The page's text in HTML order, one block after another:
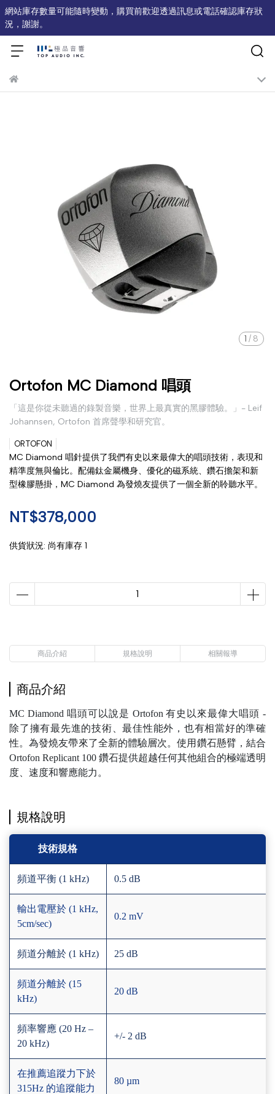
網站庫存數量可能隨時變動，購買前歡迎透過訊息或電話確認庫存狀
況，謝謝。
1 / 8
Ortofon MC Diamond 唱頭
「這是你從未聽過的錄製音樂，世界上最真實的黑膠體驗。」- Leif
Johannsen, Ortofon 首席聲學和研究官。
ORTOFON
MC Diamond 唱針提供了我們有史以來最偉大的唱頭技術，表現和
精準度無與倫比。配備鈦金屬機身、優化的磁系統、鑽石擔架和新
型橡膠懸掛，MC Diamond 為發燒友提供了一個全新的聆聽水平。
NT$378,000
供貨狀況: 尚有庫存 1
商品介紹 規格說明 相關報導
商品介紹
MC Diamond 唱頭可以說是 Ortofon 有史以來最偉大唱頭 -
除了擁有最先進的技術、最佳性能外，也有相當好的準確
性。為發燒友帶來了全新的體驗層次。使用鑽石懸臂，結合
Ortofon Replicant 100 鑽石提供超越任何其他組合的極端透明
度、速度和響應能力。
規格說明
技術規格
頻道平衡 (1 kHz) 0.5 dB
輸出電壓於 (1 kHz,
5cm/sec)
0.2 mV
頻道分離於 (1 kHz) 25 dB
頻道分離於 (15
kHz)
20 dB
頻率響應 (20 Hz –
20 kHz)
+/- 2 dB
在推薦追蹤力下於
315Hz 的追蹤能力
80 µm